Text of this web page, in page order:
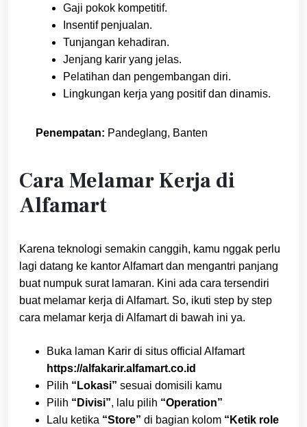
Gaji pokok kompetitif.
Insentif penjualan.
Tunjangan kehadiran.
Jenjang karir yang jelas.
Pelatihan dan pengembangan diri.
Lingkungan kerja yang positif dan dinamis.
Penempatan: Pandeglang, Banten
Cara Melamar Kerja di
Alfamart
Karena teknologi semakin canggih, kamu nggak perlu
lagi datang ke kantor Alfamart dan mengantri panjang
buat numpuk surat lamaran. Kini ada cara tersendiri
buat melamar kerja di Alfamart. So, ikuti step by step
cara melamar kerja di Alfamart di bawah ini ya.
Buka laman Karir di situs official Alfamart
https://alfakarir.alfamart.co.id
Pilih “Lokasi” sesuai domisili kamu
Pilih “Divisi”, lalu pilih “Operation”
Lalu ketika “Store” di bagian kolom “Ketik role